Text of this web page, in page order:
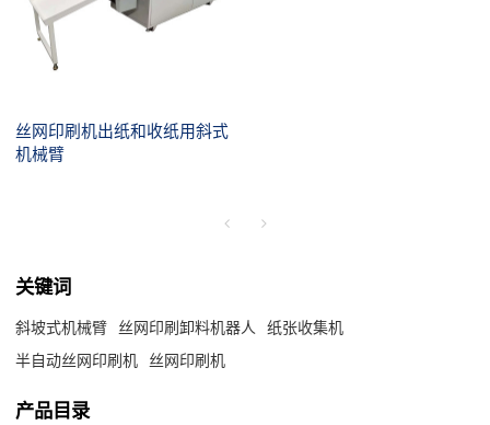
丝网印刷机出纸和收纸用斜式
机械臂
关键词
斜坡式机械臂 丝网印刷卸料机器人
纸张收集机
半自动丝网印刷机 丝网印刷机
产品目录